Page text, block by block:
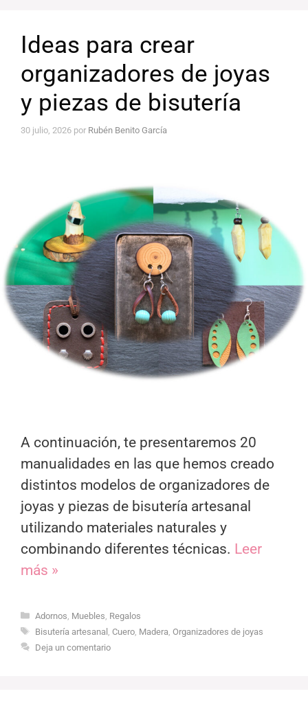
Ideas para crear
organizadores de joyas
y piezas de bisutería
30 julio, 2026 por Rubén Benito García
A continuación, te presentaremos 20
manualidades en las que hemos creado
distintos modelos de organizadores de
joyas y piezas de bisutería artesanal
utilizando materiales naturales y
combinando diferentes técnicas. Leer
más »
Categorías
Adornos Muebles Regalos
Etiquetas
Bisutería artesanal Cuero, Madera Organizadores de joyas
Deja un comentario